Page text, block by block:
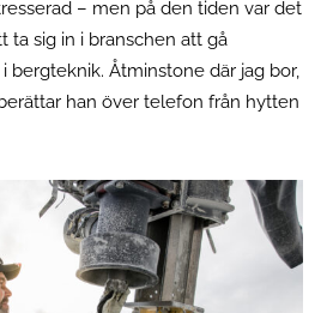
– men på den tiden var det
ta sig in i branschen att gå
bergteknik. Åtminstone där jag bor,
han över telefon från hytten